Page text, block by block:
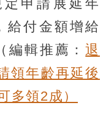
申請展延年
給付金額增給
（編輯推薦：退
領年齡再延後
多領2成）